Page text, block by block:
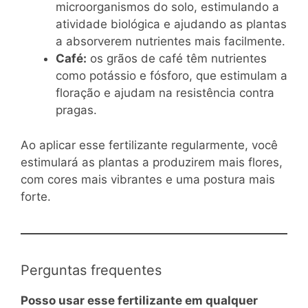
microorganismos do solo, estimulando a
atividade biológica e ajudando as plantas
a absorverem nutrientes mais facilmente.
Café: os grãos de café têm nutrientes
como potássio e fósforo, que estimulam a
floração e ajudam na resistência contra
pragas.
Ao aplicar esse fertilizante regularmente, você
estimulará as plantas a produzirem mais flores,
com cores mais vibrantes e uma postura mais
forte.
Perguntas frequentes
Posso usar esse fertilizante em qualquer